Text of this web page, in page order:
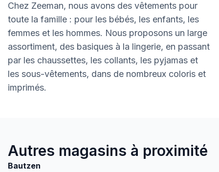
Chez Zeeman, nous avons des vêtements pour
toute la famille : pour les bébés, les enfants, les
femmes et les hommes. Nous proposons un large
assortiment, des basiques à la lingerie, en passant
par les chaussettes, les collants, les pyjamas et
les sous-vêtements, dans de nombreux coloris et
imprimés.
Autres magasins à proximité
Bautzen